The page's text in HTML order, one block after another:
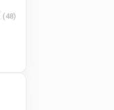
(48)